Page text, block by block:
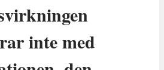
inte med